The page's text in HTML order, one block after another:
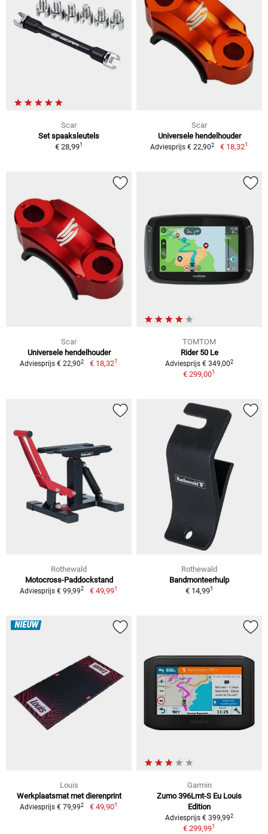
Scar
Set spaaksleutels
€ 28,991
Scar
Universele hendelhouder
Adviesprijs € 22,902 € 18,321
Scar
Universele hendelhouder
Adviesprijs € 22,902 € 18,321
TOMTOM
Rider 50 Le
Adviesprijs € 349,002
€ 299,001
Rothewald
Motocross-Paddockstand
Adviesprijs € 99,992 € 49,991
Rothewald
Bandmonteerhulp
€ 14,991
NIEUW
Louis
Werkplaatsmat met dierenprint
Adviesprijs € 79,992 € 49,901
Garmin
Zumo 396Lmt-S Eu Louis
Edition
Adviesprijs € 399,992
€ 299,991